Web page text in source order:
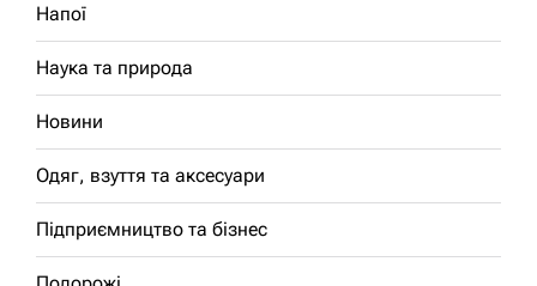
Напої
Наука та природа
Новини
Одяг, взуття та аксесуари
Підприємництво та бізнес